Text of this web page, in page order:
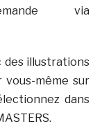
via
des illustrations
même sur
dans